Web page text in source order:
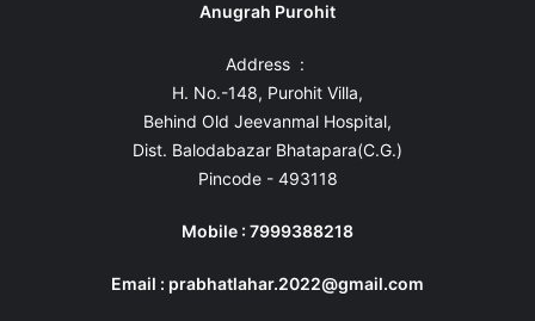
Anugrah Purohit
Address :
H. No.-148, Purohit Villa,
Behind Old Jeevanmal Hospital,
Dist. Balodabazar Bhatapara(C.G.)
Pincode - 493118
Mobile : 7999388218
Email : prabhatlahar.2022@gmail.com